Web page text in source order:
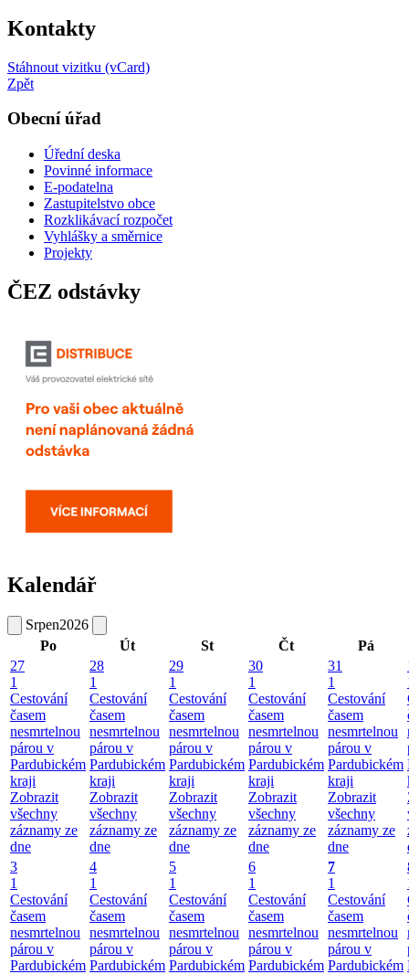
Kontakty
Stáhnout vizitku (vCard)
Zpět
Obecní úřad
Úřední deska
Povinné informace
E-podatelna
Zastupitelstvo obce
Rozklikávací rozpočet
Vyhlášky a směrnice
Projekty
ČEZ odstávky
Kalendář
Srpen2026
Po
Út St Čt
Pá
27
1
Cestování
časem
nesmrtelnou
párou v
Pardubickém
kraji
Zobrazit
všechny
záznamy ze
dne
28
1
Cestování
časem
nesmrtelnou
párou v
Pardubickém
kraji
Zobrazit
všechny
záznamy ze
dne
29
1
Cestování
časem
nesmrtelnou
párou v
Pardubickém
kraji
Zobrazit
všechny
záznamy ze
dne
30
1
Cestování
časem
nesmrtelnou
párou v
Pardubickém
kraji
Zobrazit
všechny
záznamy ze
dne
31
1
Cestování
časem
nesmrtelnou
párou v
Pardubickém
kraji
Zobrazit
všechny
záznamy ze
dne
3
1
Cestování
časem
nesmrtelnou
párou v
Pardubickém
4
1
Cestování
časem
nesmrtelnou
párou v
Pardubickém
5
1
Cestování
časem
nesmrtelnou
párou v
Pardubickém
6
1
Cestování
časem
nesmrtelnou
párou v
Pardubickém
7
1
Cestování
časem
nesmrtelnou
párou v
Pardubickém